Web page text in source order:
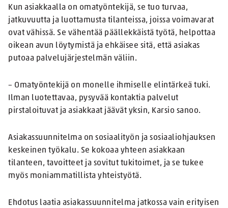
Kun asiakkaalla on omatyöntekijä, se tuo turvaa,
jatkuvuutta ja luottamusta tilanteissa, joissa voimavarat
ovat vähissä. Se vähentää päällekkäistä työtä, helpottaa
oikean avun löytymistä ja ehkäisee sitä, että asiakas
putoaa palvelujärjestelmän väliin.
– Omatyöntekijä on monelle ihmiselle elintärkeä tuki.
Ilman luotettavaa, pysyvää kontaktia palvelut
pirstaloituvat ja asiakkaat jäävät yksin, Karsio sanoo.
Asiakassuunnitelma on sosiaalityön ja sosiaaliohjauksen
keskeinen työkalu. Se kokoaa yhteen asiakkaan
tilanteen, tavoitteet ja sovitut tukitoimet, ja se tukee
myös moniammatillista yhteistyötä.
Ehdotus laatia asiakassuunnitelma jatkossa vain erityisen